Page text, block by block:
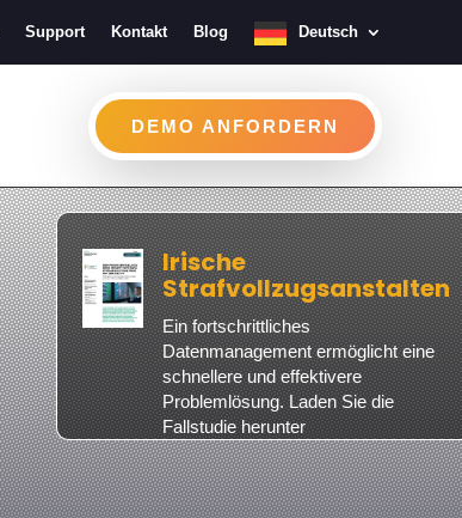
Support Kontakt Blog Deutsch
DEMO ANFORDERN
Irische
Strafvollzugsanstalten
Ein fortschrittliches
Datenmanagement ermöglicht eine
schnellere und effektivere
Problemlösung. Laden Sie die
Fallstudie herunter